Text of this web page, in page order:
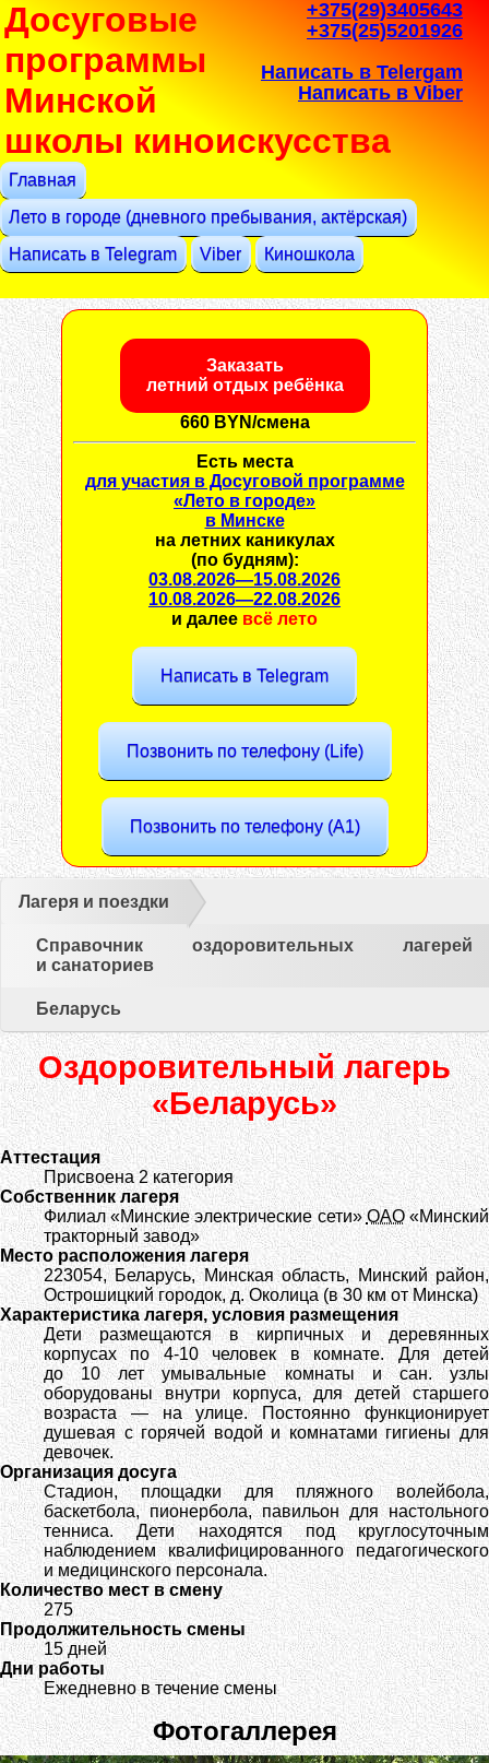
+375(29)3405643
+375(25)5201926
Написать в Telergam
Написать в Viber
Досуговые
программы
Минской
школы киноискусства
Главная
Лето в городе (дневного пребывания, актёрская)
Написать в Telegram
Viber Киношкола
Заказать
летний отдых ребёнка
660 BYN/смена
Есть места
для участия в Досуговой программе
«Лето в городе»
в Минске
на летних каникулах
(по будням):
03.08.2026—15.08.2026
10.08.2026—22.08.2026
и далее всё лето
Написать в Telegram
Позвонить по телефону (Life)
Позвонить по телефону (A1)
Лагеря и поездки
Справочник оздоровительных лагерей
и санаториев
Беларусь
Оздоровительный лагерь
«Беларусь»
Аттестация
Присвоена 2 категория
Собственник лагеря
Филиал «Минские электрические сети»ОАО«Минский
тракторный завод»
Место расположения лагеря
223054,Беларусь,Минская область, Минский район,
Острошицкий городок, д.Околица (в 30 км от Минска)
Характеристика лагеря, условия размещения
Дети размещаются в кирпичных и деревянных
корпусах по 4-10 человек в комнате. Для детей
до 10 лет умывальные комнаты и сан. узлы
оборудованы внутри корпуса, для детей старшего
возраста — на улице. Постоянно функционирует
душевая с горячей водой и комнатами гигиены для
девочек.
Организация досуга
Стадион, площадки для пляжного волейбола,
баскетбола, пионербола, павильон для настольного
тенниса. Дети находятся под круглосуточным
наблюдением квалифицированного педагогического
и медицинского персонала.
Количество мест в смену
275
Продолжительность смены
15 дней
Дни работы
Ежедневно в течение смены
Фотогаллерея